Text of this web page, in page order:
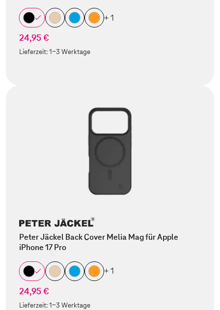
+ 1
24,95 €
Lieferzeit:1-3 Werktage
Peter Jäckel Back Cover Melia Mag für Apple
iPhone 17 Pro
+ 1
24,95 €
Lieferzeit:1-3 Werktage